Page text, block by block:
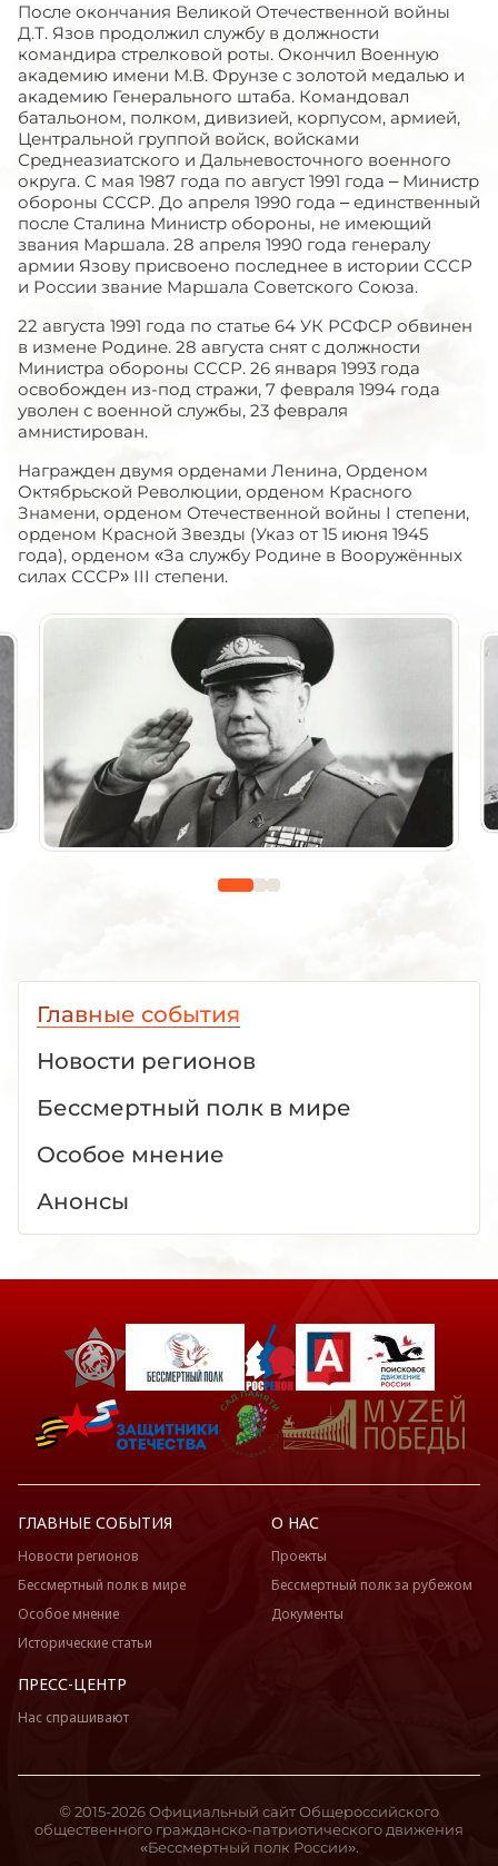
После окончания Великой Отечественной войны
Д.Т. Язов продолжил службу в должности
командира стрелковой роты. Окончил Военную
академию имени М.В. Фрунзе с золотой медалью и
академию Генерального штаба. Командовал
батальоном, полком, дивизией, корпусом, армией,
Центральной группой войск, войсками
Среднеазиатского и Дальневосточного военного
округа. С мая 1987 года по август 1991 года – Министр
обороны СССР. До апреля 1990 года – единственный
после Сталина Министр обороны, не имеющий
звания Маршала. 28 апреля 1990 года генералу
армии Язову присвоено последнее в истории СССР
и России звание Маршала Советского Союза.
22 августа 1991 года по статье 64 УК РСФСР обвинен
в измене Родине. 28 августа снят с должности
Министра обороны СССР. 26 января 1993 года
освобожден из-под стражи, 7 февраля 1994 года
уволен с военной службы, 23 февраля
амнистирован.
Награжден двумя орденами Ленина, Орденом
Октябрьской Революции, орденом Красного
Знамени, орденом Отечественной войны I степени,
орденом Красной Звезды (Указ от 15 июня 1945
года), орденом «За службу Родине в Вооружённых
силах СССР» III степени.
Главные события
Новости регионов
Бессмертный полк в мире
Особое мнение
Анонсы
ГЛАВНЫЕ СОБЫТИЯ
Новости регионов
Бессмертный полк в мире
Особое мнение
Исторические статьи
О НАС
Проекты
Бессмертный полк за рубежом
Документы
ПРЕСС-ЦЕНТР
Нас спрашивают
© 2015-2026 Официальный сайт Общероссийского
общественного гражданско-патриотического движения
«Бессмертный полк России».